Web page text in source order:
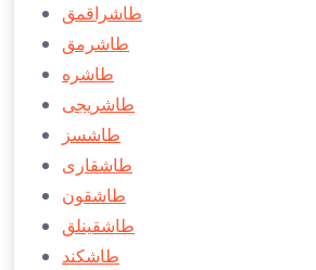
طاشراقمق
طاشرمق
طاشره
طاشریجی
طاشسز
طاشقاری
طاشقون
طاشقينلق
طاشكند